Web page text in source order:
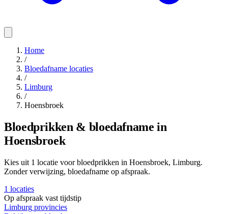
Home
/
Bloedafname locaties
/
Limburg
/
Hoensbroek
Bloedprikken & bloedafname in
Hoensbroek
Kies uit 1 locatie voor bloedprikken in Hoensbroek, Limburg.
Zonder verwijzing, bloedafname op afspraak.
1 locaties
Op afspraak vast tijdstip
Limburg provincies